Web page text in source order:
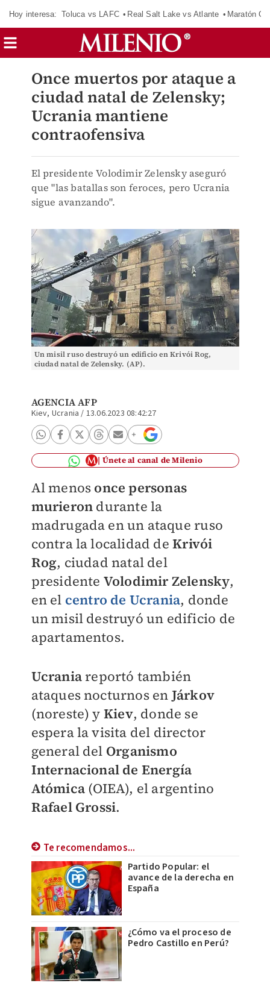
Hoy interesa: Toluca vs LAFC Real Salt Lake vs Atlante Maratón
Once muertos por ataque a
ciudad natal de Zelensky;
Ucrania mantiene
contraofensiva
El presidente Volodimir Zelensky aseguró
que "las batallas son feroces, pero Ucrania
sigue avanzando".
Un misil ruso destruyó un edificio en Krivói Rog,
ciudad natal de Zelensky. (AP).
AGENCIA AFP
Kiev, Ucrania / 13.06.2023 08:42:27
Únete al canal de Milenio
Al menos once personas
murieron durante la
madrugada en un ataque ruso
contra la localidad deKrivói
Rog, ciudad natal del
presidente Volodimir Zelensky,
en el centro de Ucrania, donde
un misil destruyó un edificio de
apartamentos.
Ucraniareportó también
ataques nocturnos en Járkov
(noreste) y Kiev, donde se
espera la visita del director
general del Organismo
Internacional de Energía
Atómica(OIEA), el argentino
Rafael Grossi.
Te recomendamos...
Partido Popular: el
avance de la derecha en
España
¿Cómo va el proceso de
Pedro Castillo en Perú?